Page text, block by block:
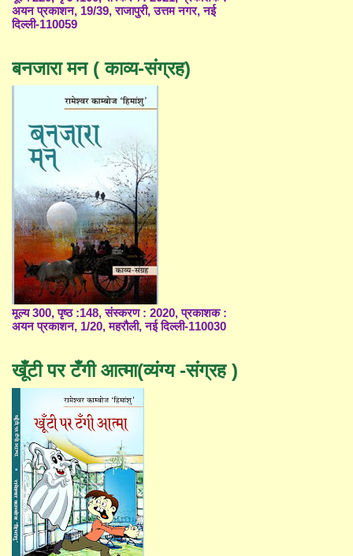
अयन प्रकाशन, 19/39, राजापुरी, उत्तम नगर, नई
दिल्ली-110059
बनजारा मन ( काव्य-संग्रह)
मूल्य 300, पृष्ठ :148, संस्करण : 2020, प्रकाशक :
अयन प्रकाशन, 1/20, महरौली, नई दिल्ली-110030
खूँटी पर टँगी आत्मा(व्यंग्य -संग्रह )